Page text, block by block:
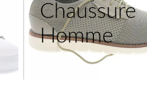
Chaussure
Homme